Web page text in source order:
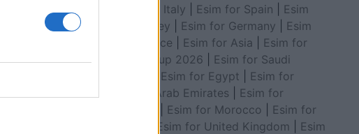
Esim for Italy
Esim for Spain
Esim
for Turkey
Esim for Germany
Esim
for Greece
Esim for Asia
Esim for
World Cup 2026
Esim for Saudi
Esim for Egypt
Esim for
United Arab Emirates
Esim for
Esim for Morocco
Esim for
Esim for United Kingdom
Esim